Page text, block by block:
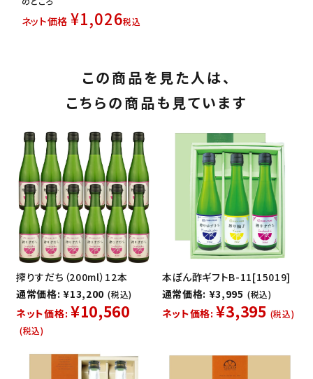
ネット価格 ¥1,026税込
この商品を見た人は、
こちらの商品も見ています
搾りすだち（200ml）12本
通常価格: ¥13,200 (税込)
ネット価格: ¥10,560
(税込)
本ぽん酢ギフトB-11[15019]
通常価格: ¥3,995 (税込)
ネット価格: ¥3,395 (税込)